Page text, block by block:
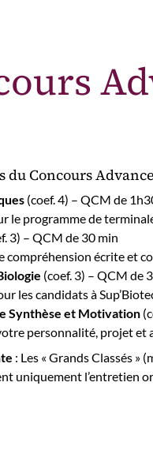
du Concours Advance
(coef. 4) – QCM de
le programme de
3) – QCM de 30 min
compréhension écrite et
(coef. 3) – QCM de
les candidats à
Synthèse et Motivation
personnalité, projet et
: Les « Grands Classés »
uniquement l’entretien